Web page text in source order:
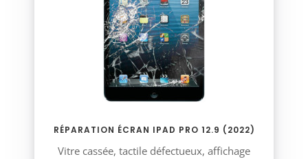
RÉPARATION ÉCRAN IPAD PRO 12.9 (2022)
Vitre cassée, tactile défectueux, affichage